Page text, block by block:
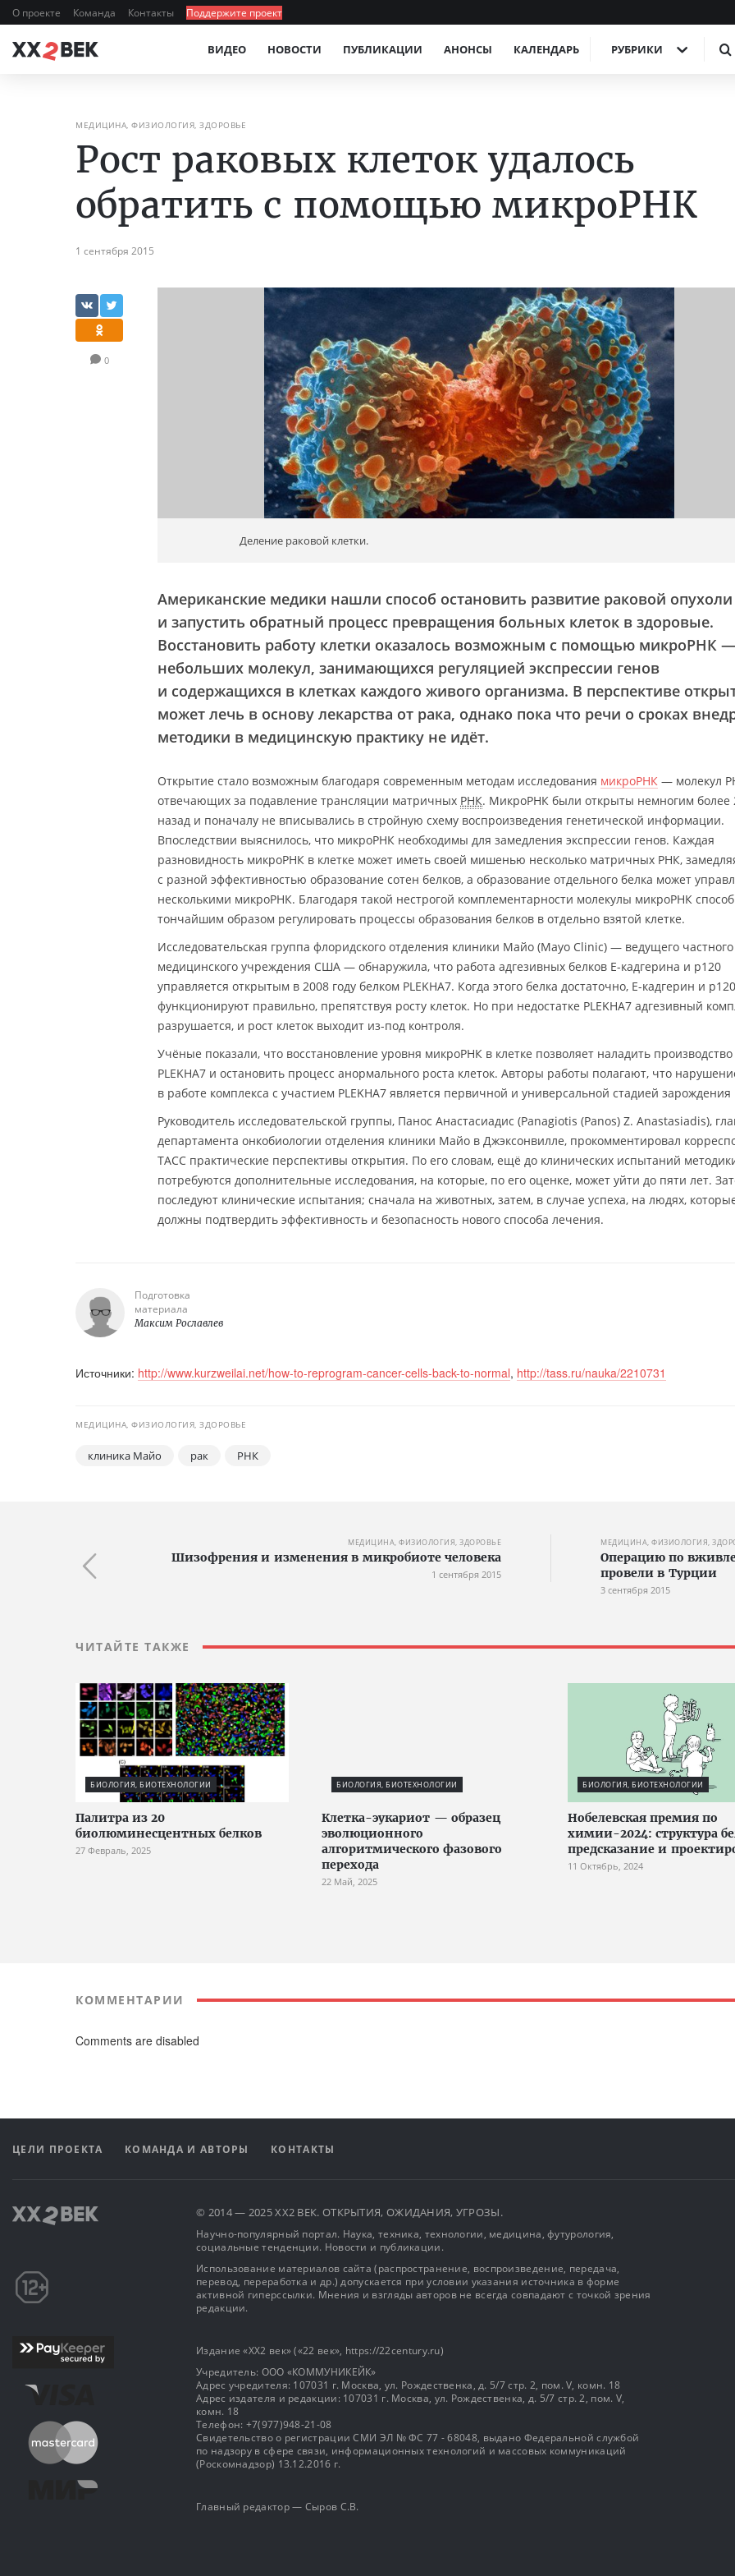
О проекте Команда Контакты Поддержите проект
ВИДЕО НОВОСТИ ПУБЛИКАЦИИ АНОНСЫ КАЛЕНДАРЬ РУБРИКИ
МЕДИЦИНА, ФИЗИОЛОГИЯ, ЗДОРОВЬЕ
Рост раковых клеток удалось
обратить с помощью микроРНК
1 сентября 2015
0
Деление раковой клетки.
Американские медики нашли способ остановить развитие раковой опухоли
и запустить обратный процесс превращения больных клеток в здоровые.
Восстановить работу клетки оказалось возможным с помощью микроРНК —
небольших молекул, занимающихся регуляцией экспрессии генов
и содержащихся в клетках каждого живого организма. В перспективе
может лечь в основу лекарства от рака, однако пока что речи о сроках
методики в медицинскую практику не идёт.
Открытие стало возможным благодаря современным методам исследования микроРНК — молекул
отвечающих за подавление трансляции матричных РНК. МикроРНК были открыты немногим более
назад и поначалу не вписывались в стройную схему воспроизведения генетической информации.
Впоследствии выяснилось, что микроРНК необходимы для замедления экспрессии генов. Каждая
разновидность микроРНК в клетке может иметь своей мишенью несколько матричных РНК,
с разной эффективностью образование сотен белков, а образование отдельного белка может
несколькими микроРНК. Благодаря такой нестрогой комплементарности молекулы микроРНК
тончайшим образом регулировать процессы образования белков в отдельно взятой клетке.
Исследовательская группа флоридского отделения клиники Майо (Mayo Clinic) — ведущего частного
медицинского учреждения США — обнаружила, что работа адгезивных белков E-кадгерина и p120
управляется открытым в 2008 году белком PLEKHA7. Когда этого белка достаточно, E-кадгерин и p120
функционируют правильно, препятствуя росту клеток. Но при недостатке PLEKHA7 адгезивный
разрушается, и рост клеток выходит из-под контроля.
Учёные показали, что восстановление уровня микроРНК в клетке позволяет наладить производство
PLEKHA7 и остановить процесс анормального роста клеток. Авторы работы полагают, что
в работе комплекса с участием PLEKHA7 является первичной и универсальной стадией зарождения
Руководитель исследовательской группы, Панос Анастасиадис (Panagiotis (Panos) Z. Anastasiadis),
департамента онкобиологии отделения клиники Майо в Джэксонвилле, прокомментировал
ТАСС практические перспективы открытия. По его словам, ещё до клинических испытаний
потребуются дополнительные исследования, на которые, по его оценке, может уйти до пяти лет.
последуют клинические испытания; сначала на животных, затем, в случае успеха, на людях,
должны подтвердить эффективность и безопасность нового способа лечения.
Подготовка
материала
Максим Рославлев
Источники: http://www.kurzweilai.net/how-to-reprogram-cancer-cells-back-to-normal, http://tass.ru/nauka/2210731
МЕДИЦИНА, ФИЗИОЛОГИЯ, ЗДОРОВЬЕ
клиника Майо рак РНК
МЕДИЦИНА, ФИЗИОЛОГИЯ, ЗДОРОВЬЕ
Шизофрения и изменения в микробиоте человека
1 сентября 2015
МЕДИЦИНА, ФИЗИОЛОГИЯ,
Операцию по
провели в Турции
3 сентября 2015
ЧИТАЙТЕ ТАКЖЕ
БИОЛОГИЯ, БИОТЕХНОЛОГИИ
Палитра из 20
биолюминесцентных белков
27 Февраль, 2025
БИОЛОГИЯ, БИОТЕХНОЛОГИИ
Клетка-эукариот — образец
эволюционного
алгоритмического фазового
перехода
22 Май, 2025
БИОЛОГИЯ, БИОТЕХНОЛОГИИ
Нобелевская премия по
химии-2024: структура
предсказание и
11 Октябрь, 2024
КОММЕНТАРИИ
Comments are disabled
ЦЕЛИ ПРОЕКТА КОМАНДА И АВТОРЫ КОНТАКТЫ
© 2014 — 2025 XX2 ВЕК. ОТКРЫТИЯ, ОЖИДАНИЯ, УГРОЗЫ.
Научно-популярный портал. Наука, техника, технологии, медицина, футурология,
социальные тенденции. Новости и публикации.
Использование материалов сайта (распространение, воспроизведение, передача,
перевод, переработка и др.) допускается при условии указания источника в форме
активной гиперссылки. Мнения и взгляды авторов не всегда совпадают с точкой зрения
редакции.
Издание «XX2 век» («22 век», https://22century.ru)
Учредитель: OOO «КОММУНИКЕЙК»
Адрес учредителя: 107031 г. Москва, ул. Рождественка, д. 5/7 стр. 2, пом. V, комн. 18
Адрес издателя и редакции: 107031 г. Москва, ул. Рождественка, д. 5/7 стр. 2, пом. V,
комн. 18
Телефон: +7(977)948-21-08
Свидетельство о регистрации СМИ ЭЛ № ФС 77 - 68048, выдано Федеральной службой
по надзору в сфере связи, информационных технологий и массовых коммуникаций
(Роскомнадзор) 13.12.2016 г.
Главный редактор — Сыров С.В.